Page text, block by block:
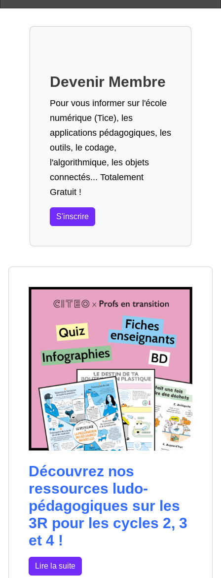
Devenir Membre
Pour vous informer sur l'école
numérique (Tice), les
applications pédagogiques, les
outils, le codage,
l'algorithmique, les objets
connectés... Totalement
Gratuit !
S'inscrire
Découvrez nos
ressources ludo-
pédagogiques sur les
3R pour les cycles 2, 3
et 4 !
Lire la suite